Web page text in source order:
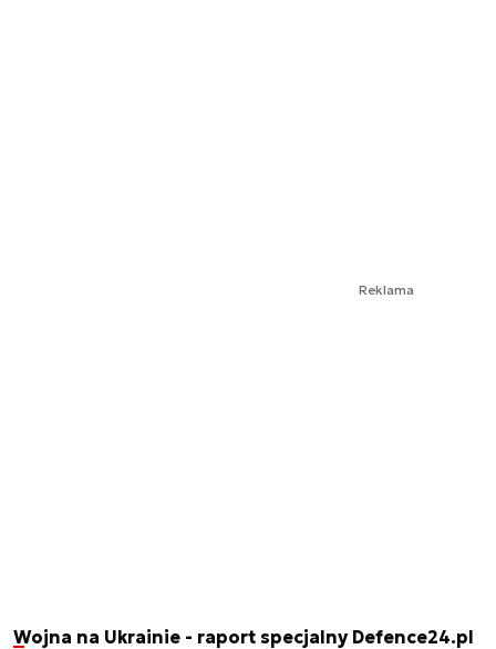
Reklama
Wojna na Ukrainie - raport specjalny Defence24.pl